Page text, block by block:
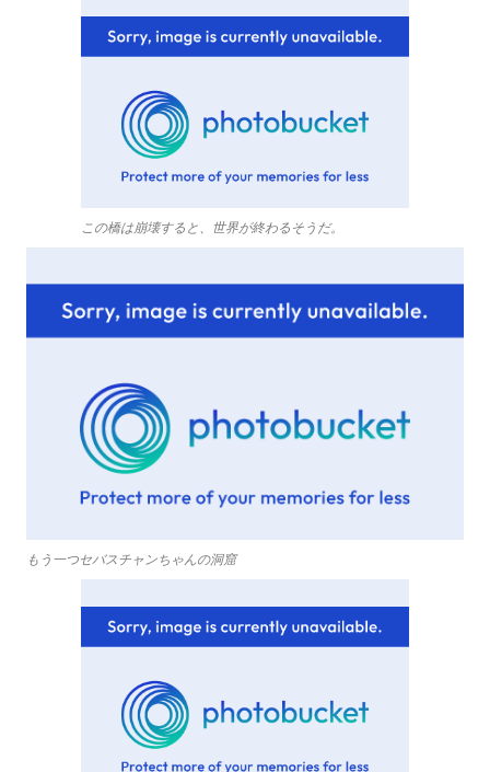
この橋は崩壊すると、世界が終わるそうだ。
もう一つセバスチャンちゃんの洞窟